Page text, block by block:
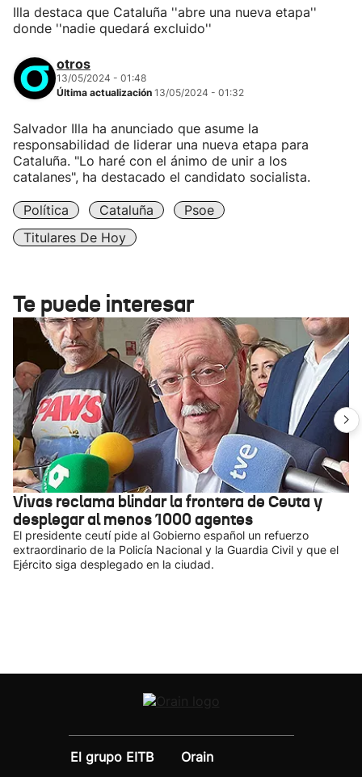
Illa destaca que Cataluña ''abre una nueva etapa''
donde ''nadie quedará excluido''
otros
13/05/2024 - 01:48
Última actualización 13/05/2024 - 01:32
Salvador Illa ha anunciado que asume la
responsabilidad de liderar una nueva etapa para
Cataluña. "Lo haré con el ánimo de unir a los
catalanes", ha destacado el candidato socialista.
Política Cataluña
Psoe
Titulares De Hoy
Te puede interesar
Vivas reclama blindar la frontera de Ceuta y
desplegar al menos 1000 agentes
El presidente ceutí pide al Gobierno español un refuerzo
extraordinario de la Policía Nacional y la Guardia Civil y que el
Ejército siga desplegado en la ciudad.
El grupo EITB
Orain